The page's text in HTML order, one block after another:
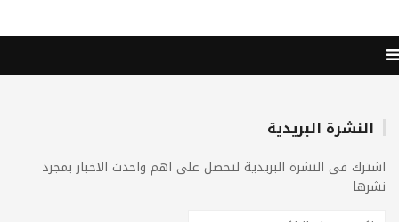
النشرة البريدية
اشترك فى النشرة البريدية لتحصل على اهم واحدث الاخبار بمجرد
نشرها